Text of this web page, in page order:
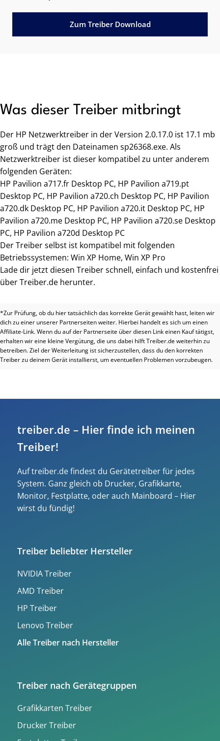
Zum Treiber Download
Was dieser Treiber mitbringt
Der HP Netzwerktreiber in der Version 2.0.17.0 ist 17.1 mb
groß und trägt den Dateinamen sp26368.exe. Als
Netzwerktreiber ist dieser kompatibel zu unter anderem
folgenden Geräten:
HP Pavilion a717.fr Desktop PC, HP Pavilion a719.pt
Desktop PC, HP Pavilion a720.ch Desktop PC, HP Pavilion
a720.dk Desktop PC, HP Pavilion a720.it Desktop PC, HP
Pavilion a720.me Desktop PC, HP Pavilion a720.se Desktop
PC, HP Pavilion a720d Desktop PC
Der Treiber selbst ist kompatibel mit folgenden
Betriebssystemen: Win XP Home, Win XP Pro
Lade dir jetzt diesen Treiber schnell, einfach und kostenfrei
über Treiber.de herunter.
*Zur Prüfung, ob du hier tatsächlich das korrekte Gerät gewählt hast, leiten wir
dich zu einer unserer Partnerseiten weiter. Hierbei handelt es sich um einen
Affiliate-Link. Wenn du auf der Partnerseite über diesen Link einen Kauf tätigst,
erhalten wir eine kleine Vergütung, die uns dabei hilft Treiber.de weiterhin zu
betreiben. Ziel der Weiterleitung ist sicherzustellen, dass du den korrekten
Treiber zu deinem Gerät installierst, um eventuellen Problemen vorzubeugen.
treiber.de – Hier finde ich meinen
Treiber!
Auf treiber.de findest du Gerätetreiber für jedes
System. Ganz gleich ob Drucker, Grafikkarte,
Monitor, Festplatte, oder auch Mainboard – Hier
wirst du fündig!
Treiber beliebter Hersteller
NVIDIA Treiber
AMD Treiber
HP Treiber
Lenovo Treiber
Alle Treiber nach Hersteller
Treiber nach Gerätegruppen
Grafikkarten Treiber
Drucker Treiber